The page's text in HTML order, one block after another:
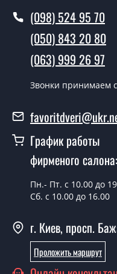
(098) 524 95 70
(050) 843 20 80
(063) 999 26 97
Звонки принимаем
График работы
фирменого салона:
Пн.- Пт. с 10.00 до
Сб. с 10.00 до 16.00
г. Киев, просп.
Проложить маршрут